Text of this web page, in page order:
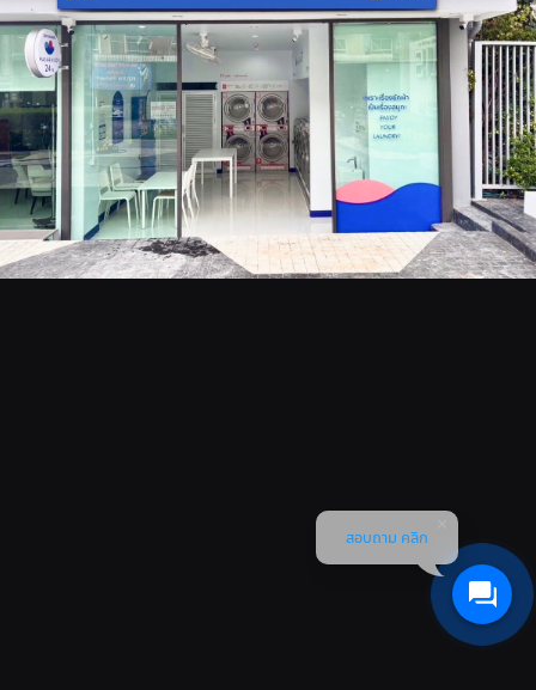
สอบถาม คลิก